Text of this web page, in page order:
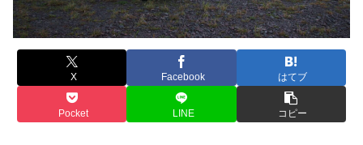
X Facebook はてブ
Pocket LINE コピー